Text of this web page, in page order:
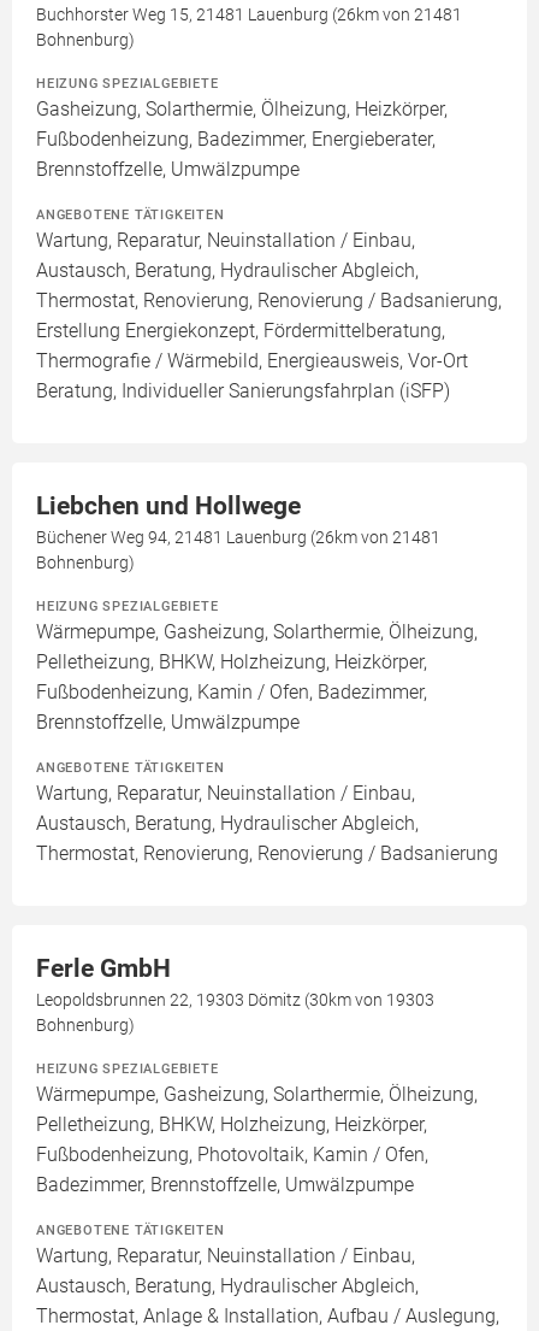
Buchhorster Weg 15, 21481 Lauenburg (26km von 21481
Bohnenburg)
HEIZUNG SPEZIALGEBIETE
Gasheizung, Solarthermie, Ölheizung, Heizkörper,
Fußbodenheizung, Badezimmer, Energieberater,
Brennstoffzelle, Umwälzpumpe
ANGEBOTENE TÄTIGKEITEN
Wartung, Reparatur, Neuinstallation / Einbau,
Austausch, Beratung, Hydraulischer Abgleich,
Thermostat, Renovierung, Renovierung / Badsanierung,
Erstellung Energiekonzept, Fördermittelberatung,
Thermografie / Wärmebild, Energieausweis, Vor-Ort
Beratung, Individueller Sanierungsfahrplan (iSFP)
Liebchen und Hollwege
Büchener Weg 94, 21481 Lauenburg (26km von 21481
Bohnenburg)
HEIZUNG SPEZIALGEBIETE
Wärmepumpe, Gasheizung, Solarthermie, Ölheizung,
Pelletheizung, BHKW, Holzheizung, Heizkörper,
Fußbodenheizung, Kamin / Ofen, Badezimmer,
Brennstoffzelle, Umwälzpumpe
ANGEBOTENE TÄTIGKEITEN
Wartung, Reparatur, Neuinstallation / Einbau,
Austausch, Beratung, Hydraulischer Abgleich,
Thermostat, Renovierung, Renovierung / Badsanierung
Ferle GmbH
Leopoldsbrunnen 22, 19303 Dömitz (30km von 19303
Bohnenburg)
HEIZUNG SPEZIALGEBIETE
Wärmepumpe, Gasheizung, Solarthermie, Ölheizung,
Pelletheizung, BHKW, Holzheizung, Heizkörper,
Fußbodenheizung, Photovoltaik, Kamin / Ofen,
Badezimmer, Brennstoffzelle, Umwälzpumpe
ANGEBOTENE TÄTIGKEITEN
Wartung, Reparatur, Neuinstallation / Einbau,
Austausch, Beratung, Hydraulischer Abgleich,
Thermostat, Anlage & Installation, Aufbau / Auslegung,